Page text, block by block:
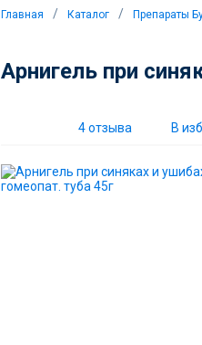
Главная Каталог Препараты
Арнигель при
4 отзыва В